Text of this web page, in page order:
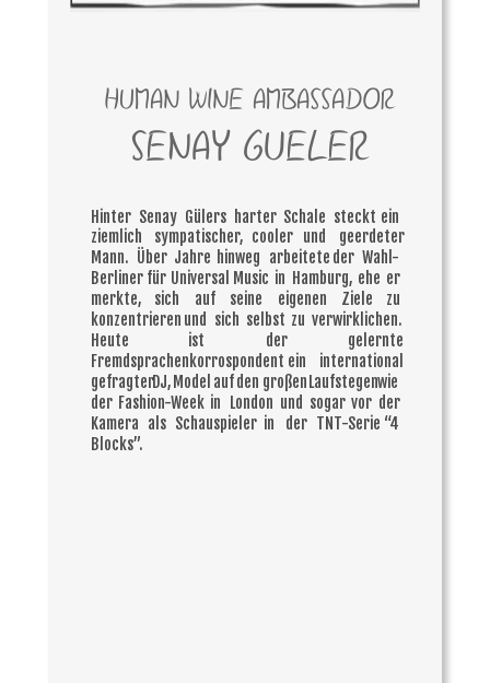
HUMAN WINE AMBASSADOR
SENAY GUELER
Hinter Senay Gülers harter Schale steckt ein
ziemlich
sympatischer, cooler und
geerdeter
Mann. Über Jahre hinweg arbeitete der Wahl-
Berliner für Universal Music in Hamburg, ehe er
merkte,
sich auf seine eigenen Ziele
zu
konzentrieren und sich selbst zu verwirklichen.
Heute
ist der
gelernte
Fremdsprachenkorrospondent ein
international
gefragterDJ, Model aufden großen Laufstegenwie
der Fashion-Week in London und sogar vor der
Kamera als Schauspieler in der TNT-Serie “4
Blocks”.